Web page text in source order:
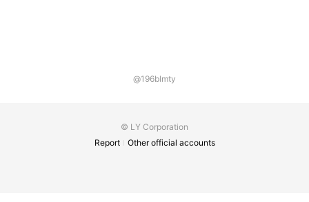
@196blmty
© LY Corporation
Report
Other official accounts